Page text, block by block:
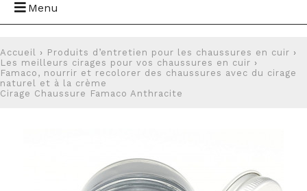
Menu
Accueil › Produits d’entretien pour les chaussures en cuir ›
Les meilleurs cirages pour vos chaussures en cuir ›
Famaco, nourrir et recolorer des chaussures avec du cirage
naturel et à la crème
Cirage Chaussure Famaco Anthracite